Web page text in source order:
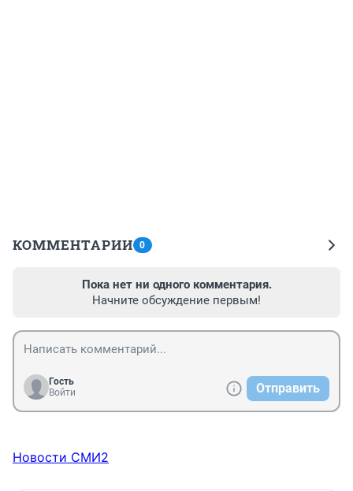
КОММЕНТАРИИ 0
Пока нет ни одного комментария.
Начните обсуждение первым!
Гость
Войти
Отправить
Новости СМИ2